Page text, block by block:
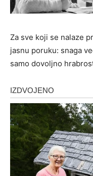
Za sve koji se nalaze
jasnu poruku: snaga
samo dovoljno